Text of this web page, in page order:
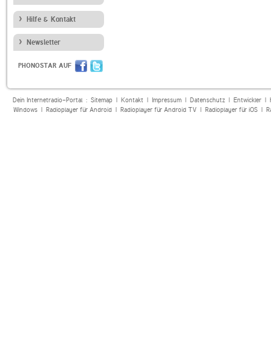
Hilfe & Kontakt
Newsletter
PHONOSTAR AUF
Dein Internetradio-Portal : Sitemap| Kontakt| Impressum| Datenschutz| Entwickler|
Windows| Radioplayer für Android| Radioplayer für Android TV| Radioplayer für iOS|